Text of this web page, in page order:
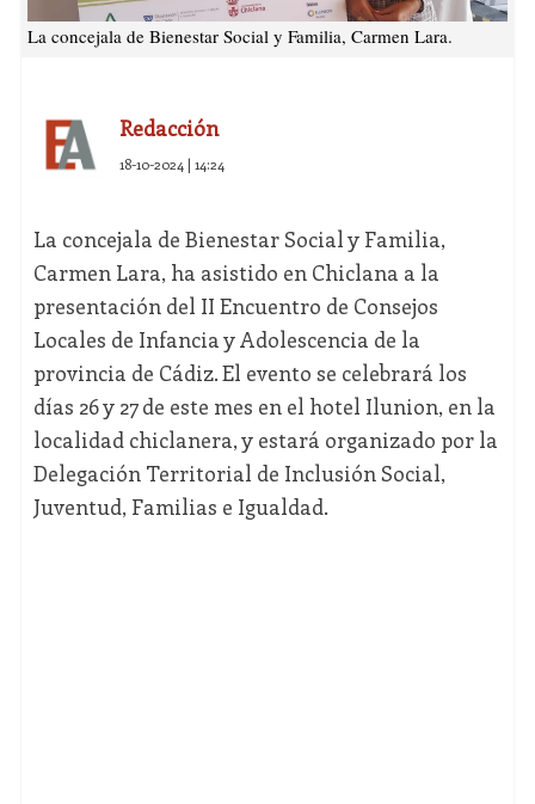
La concejala de Bienestar Social y Familia, Carmen Lara.
Redacción
18-10-2024 | 14:24
La concejala de Bienestar Social y Familia,
Carmen Lara, ha asistido en Chiclana a la
presentación del II Encuentro de Consejos
Locales de Infancia y Adolescencia de la
provincia de Cádiz. El evento se celebrará los
días 26 y 27 de este mes en el hotel Ilunion, en la
localidad chiclanera, y estará organizado por la
Delegación Territorial de Inclusión Social,
Juventud, Familias e Igualdad.